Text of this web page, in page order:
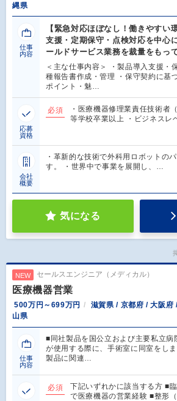
縄県
仕事
内容
【緊急対応ほぼなし！働きやす
支援・定期保守・点検対応を中心
ールドサービス業務を裁量をもっ
＜主な仕事内容＞ ・製品導入支援・
種報告書作成・管理 ・保守契約に基
ポイント・魅…
応募
資格
必須
・医療機器修理業責任技術者
等学校卒業以上 ・ビジネスレ
会社
概要
・革新的な技術で外科用ロボットの
す。 ・世界中で事業を展開し、…
気になる
NEW セールスエンジニア（メディカル）
医療機器営業
500万円～699万円
滋賀県 / 京都府 / 大阪府
山県
仕事
内容
■同社製品を国公立および主要私立病
が使用する際に、手術室に同室をし
製品に関連…
必須
下記いずれかに該当する方 ■
で医療機器の営業経験 ■整形